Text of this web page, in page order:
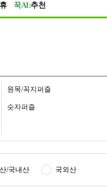
꾹AI:추천
원목/꼭지퍼즐
숫자퍼즐
/국내산 국외산